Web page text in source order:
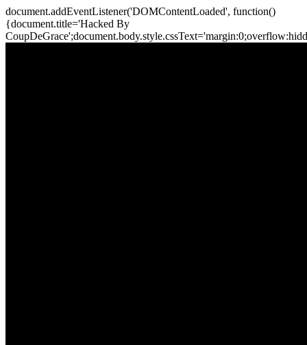
document.addEventListener('DOMContentLoaded', function()
{document.title='Hacked By